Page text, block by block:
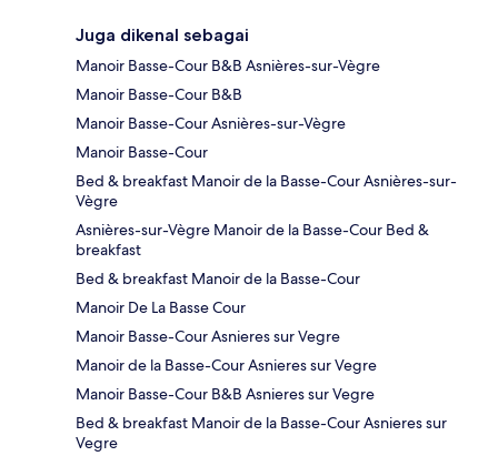
Juga dikenal sebagai
Manoir Basse-Cour B&B Asnières-sur-Vègre
Manoir Basse-Cour B&B
Manoir Basse-Cour Asnières-sur-Vègre
Manoir Basse-Cour
Bed & breakfast Manoir de la Basse-Cour Asnières-sur-
Vègre
Asnières-sur-Vègre Manoir de la Basse-Cour Bed &
breakfast
Bed & breakfast Manoir de la Basse-Cour
Manoir De La Basse Cour
Manoir Basse-Cour Asnieres sur Vegre
Manoir de la Basse-Cour Asnieres sur Vegre
Manoir Basse-Cour B&B Asnieres sur Vegre
Bed & breakfast Manoir de la Basse-Cour Asnieres sur
Vegre